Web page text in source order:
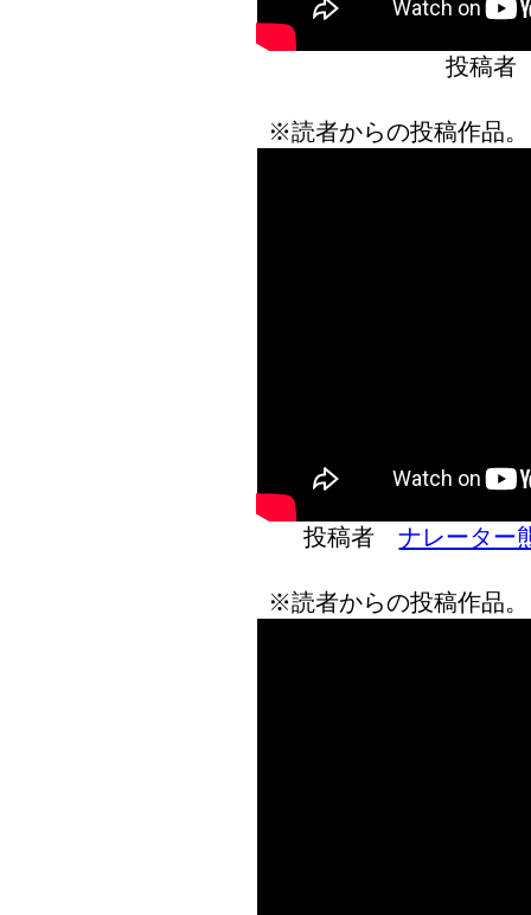
投稿
※読者からの投稿作品
投稿者ナレーター
※読者からの投稿作品